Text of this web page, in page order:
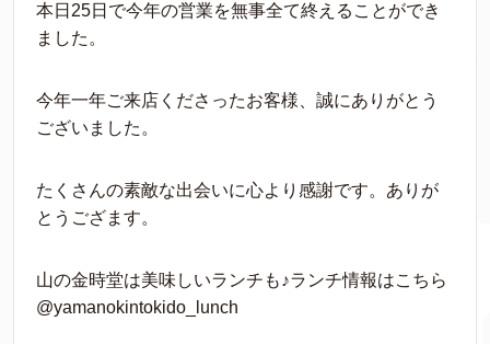
本日25日で今年の営業を無事全て終えることができ
ました。
今年一年ご来店くださったお客様、誠にありがとう
ございました。
たくさんの素敵な出会いに心より感謝です。ありが
とうござます。
山の金時堂は美味しいランチも♪ランチ情報はこちら
@yamanokintokido_lunch